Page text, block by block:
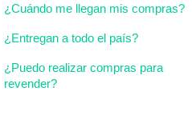
¿Cuándo me llegan mis compras?
¿Entregan a todo el país?
¿Puedo realizar compras para
revender?